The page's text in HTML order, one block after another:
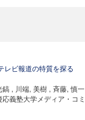
レビ報道の特質を探る
, 川端, 美樹 , 斉藤, 慎一
義塾大学メディア・コ